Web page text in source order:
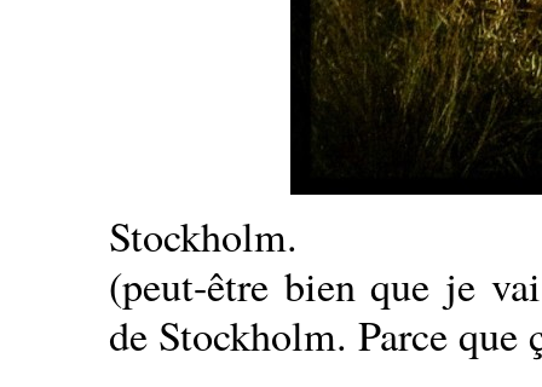
Stockholm.
(peut-être bien que je
de Stockholm. Parce